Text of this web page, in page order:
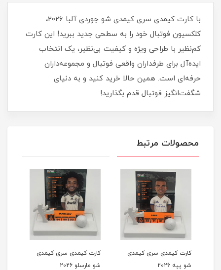
با کارت کیمدی سری کیمدی شو جوردی آلبا 2026،
کلکسیون فوتبال خود را به سطحی جدید ببرید! این کارت
کم‌نظیر با طراحی ویژه و کیفیت بی‌نظیر، یک انتخاب
ایده‌آل برای طرفداران واقعی فوتبال و مجموعه‌داران
حرفه‌ای است. همین حالا خرید کنید و به دنیای
شگفت‌انگیز فوتبال قدم بگذارید!
محصولات مرتبط
کارت کیمدی سری کیمدی
شو پپه 2026
کارت کیمدی سری کیمدی
شو مارسلو 2026